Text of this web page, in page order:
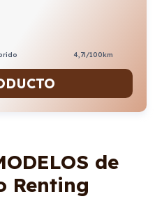
4,7l/100km
de
Renting